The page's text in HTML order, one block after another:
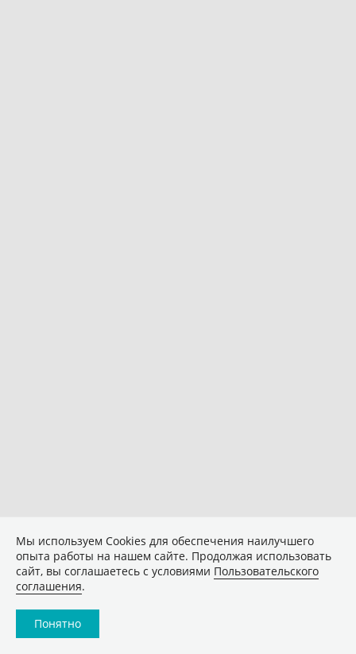
Мы используем Сookies для обеспечения наилучшего
опыта работы на нашем сайте. Продолжая использовать
сайт, вы соглашаетесь с условиями Пользовательского
соглашения.
Понятно